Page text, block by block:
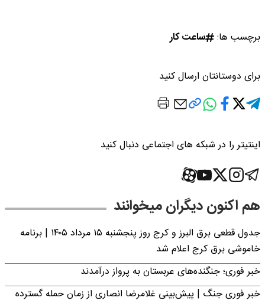
برچسب ها: ساعت کار
برای دوستانتان ارسال کنید
اینتیتر را در شبکه های اجتماعی دنبال کنید
هم اکنون دیگران میخوانند
جدول قطعی برق البرز و کرج روز پنجشنبه ۱۵ مرداد ۱۴۰۵ | برنامه
خاموشی برق کرج اعلام شد
خبر فوری؛ جنگنده‌های عربستان به پرواز درآمدند
خبر فوری جنگ | پیش‌بینی غلامرضا انصاری از زمان حمله گسترده